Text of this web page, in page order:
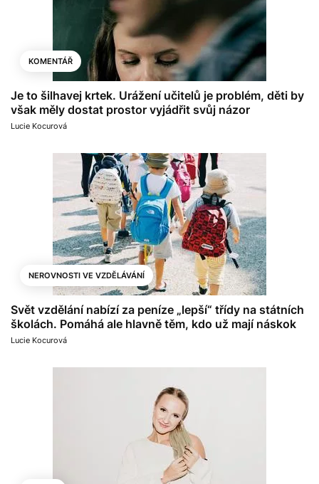
KOMENTÁŘ
Je to šilhavej krtek. Urážení učitelů je problém, děti by
však měly dostat prostor vyjádřit svůj názor
Lucie Kocurová
NEROVNOSTI VE VZDĚLÁVÁNÍ
Svět vzdělání nabízí za peníze „lepší“ třídy na státních
školách. Pomáhá ale hlavně těm, kdo už mají náskok
Lucie Kocurová